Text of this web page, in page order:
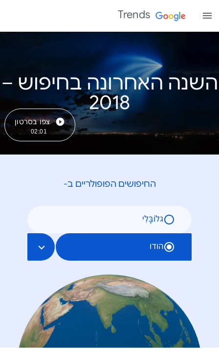
Trends
השנה האחרונה בחיפוש –
צפו בסרטון
02:01
החיפושים הפופולריים ב-
גלוֹבָּלִי
הודו